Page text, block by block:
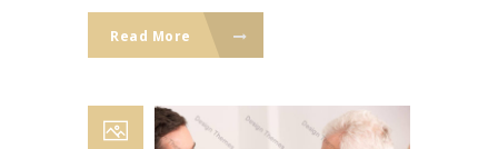
Read More